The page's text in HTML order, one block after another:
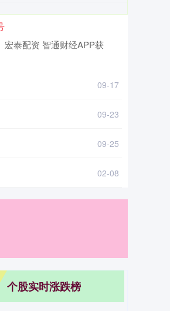
宏泰配资 智通财经APP获
09-17
09-23
09-25
02-08
个股实时涨跌榜